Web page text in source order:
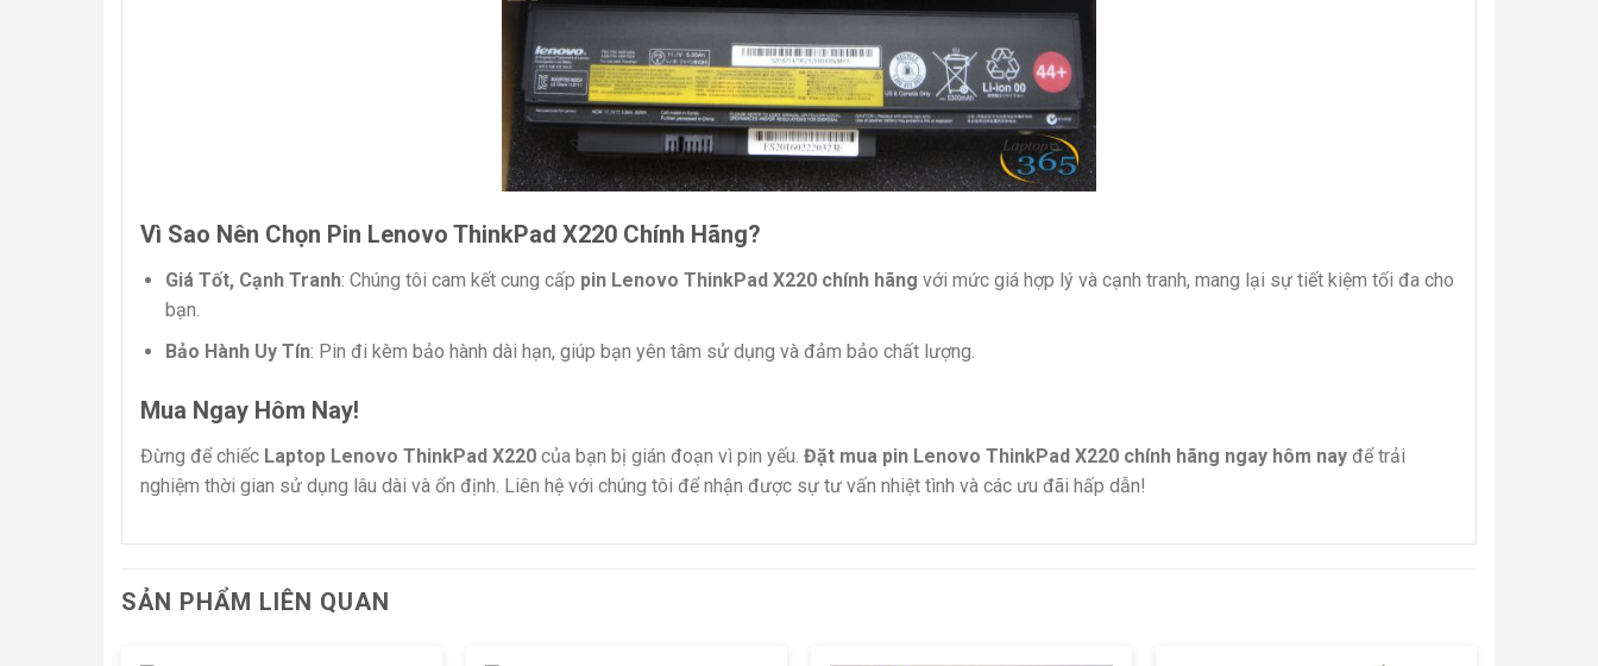
Vì Sao Nên Chọn Pin Lenovo ThinkPad X220 Chính Hãng?
Giá Tốt, Cạnh Tranh: Chúng tôi cam kết cung cấp pin Lenovo ThinkPad X220 chính hãng với mức giá hợp lý và cạnh tranh, mang lại sự tiết kiệm tối đa cho
bạn.
Bảo Hành Uy Tín: Pin đi kèm bảo hành dài hạn, giúp bạn yên tâm sử dụng và đảm bảo chất lượng.
Mua Ngay Hôm Nay!
Đừng để chiếc Laptop Lenovo ThinkPad X220 của bạn bị gián đoạn vì pin yếu. Đặt mua pin Lenovo ThinkPad X220 chính hãng ngay hôm nay để trải
nghiệm thời gian sử dụng lâu dài và ổn định. Liên hệ với chúng tôi để nhận được sự tư vấn nhiệt tình và các ưu đãi hấp dẫn!
SẢN PHẨM LIÊN QUAN